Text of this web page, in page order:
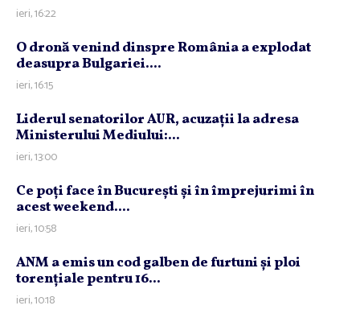
ieri, 16:22
O dronă venind dinspre România a explodat
deasupra Bulgariei....
ieri, 16:15
Liderul senatorilor AUR, acuzaţii la adresa
Ministerului Mediului:...
ieri, 13:00
Ce poţi face în Bucureşti şi în împrejurimi în
acest weekend....
ieri, 10:58
ANM a emis un cod galben de furtuni şi ploi
torenţiale pentru 16...
ieri, 10:18